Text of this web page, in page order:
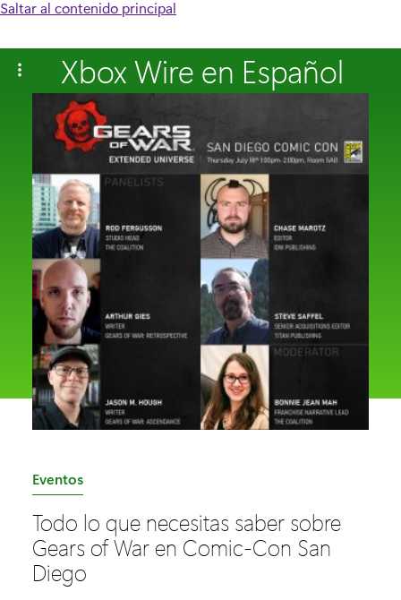
Saltar al contenido principal
Xbox Wire en Español
C
t
e
g
Eventos
Todo lo que necesitas saber sobre
Gears of War en Comic-Con San
Diego